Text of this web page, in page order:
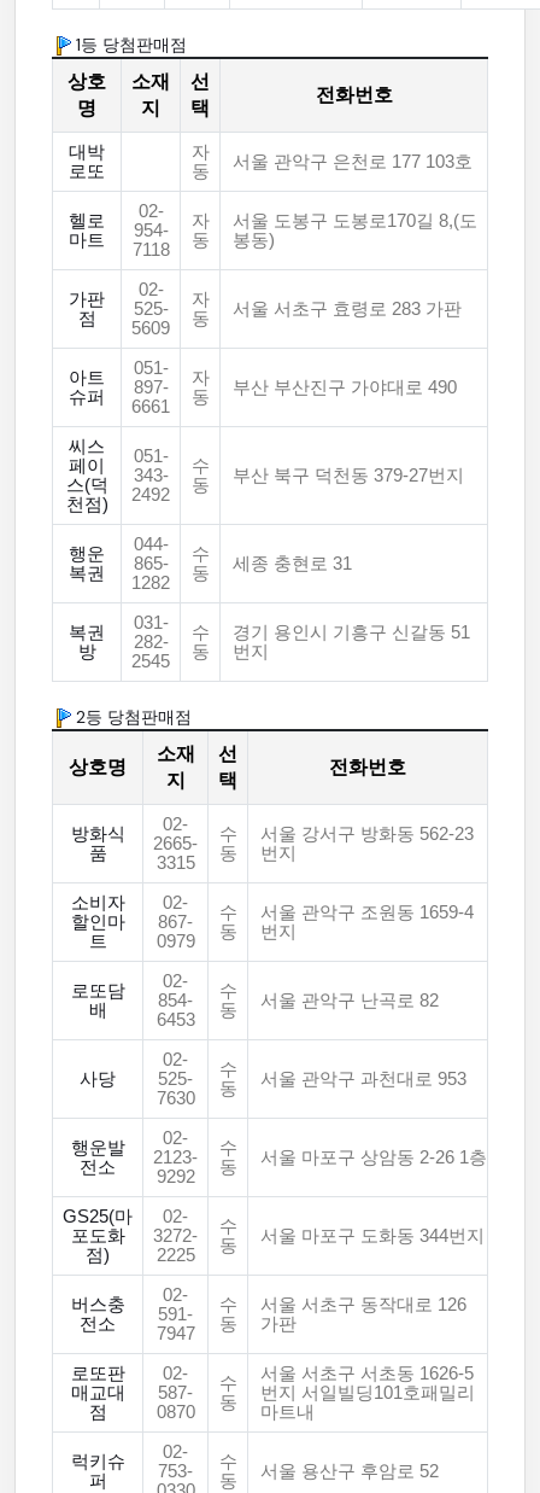
1등 당첨판매점
상호
명
소재
지
선
택
전화번호
대박
로또
자
동
서울 관악구 은천로 177 103호
헬로
마트
02-
954-
7118
자
동
서울 도봉구 도봉로170길 8,(도
봉동)
가판
점
02-
525-
5609
자
동
서울 서초구 효령로 283 가판
아트
슈퍼
051-
897-
6661
자
동
부산 부산진구 가야대로 490
씨스
페이
스(덕
천점)
051-
343-
2492
수
동
부산 북구 덕천동 379-27번지
행운
복권
044-
865-
1282
수
동
세종 충현로 31
복권
방
031-
282-
2545
수
동
경기 용인시 기흥구 신갈동 51
번지
2등 당첨판매점
상호명
소재
지
선
택
전화번호
방화식
품
02-
2665-
3315
수
동
서울 강서구 방화동 562-23
번지
소비자
할인마
트
02-
867-
0979
수
동
서울 관악구 조원동 1659-4
번지
로또담
배
02-
854-
6453
수
동
서울 관악구 난곡로 82
사당
02-
525-
7630
수
동
서울 관악구 과천대로 953
행운발
전소
02-
2123-
9292
수
동
서울 마포구 상암동 2-26 1층
GS25(마
포도화
점)
02-
3272-
2225
수
동
서울 마포구 도화동 344번지
버스충
전소
02-
591-
7947
수
동
서울 서초구 동작대로 126
가판
로또판
매교대
점
02-
587-
0870
수
동
서울 서초구 서초동 1626-5
번지 서일빌딩101호패밀리
마트내
럭키슈
퍼
02-
753-
수
동
서울 용산구 후암로 52